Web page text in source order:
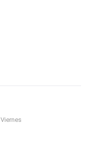
Viernes